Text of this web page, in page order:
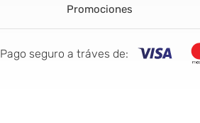
Promociones
Pago seguro a tráves de: